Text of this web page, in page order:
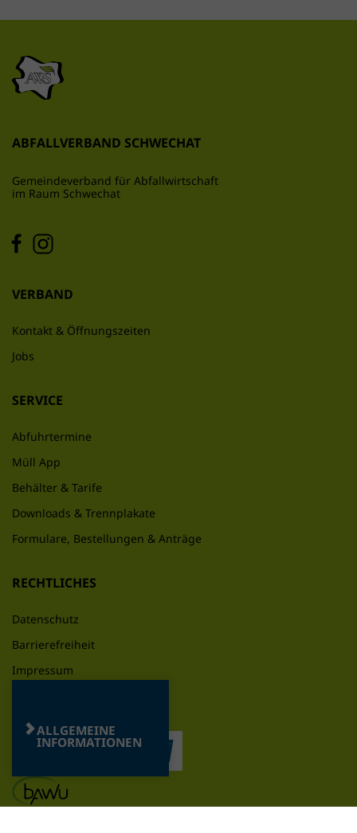
ALLGEMEINE
INFORMATIONEN
ABFALLVERBAND SCHWECHAT
Gemeindeverband für Abfallwirtschaft
im Raum Schwechat
VERBAND
Kontakt & Öffnungszeiten
Jobs
SERVICE
Abfuhrtermine
Müll App
Behälter & Tarife
Downloads & Trennplakate
Formulare, Bestellungen & Anträge
RECHTLICHES
Datenschutz
Barrierefreiheit
Impressum